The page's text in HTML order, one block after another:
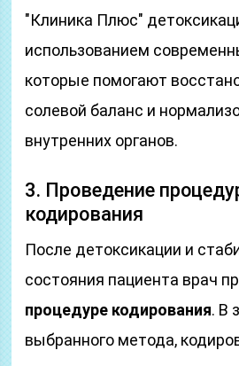
"Клиника Плюс"
использованием
которые помогают
солевой баланс и
внутренних органов.
3. Проведение
кодирования
После детоксикации и
состояния пациента врач
процедуре кодирования. В
выбранного метода,